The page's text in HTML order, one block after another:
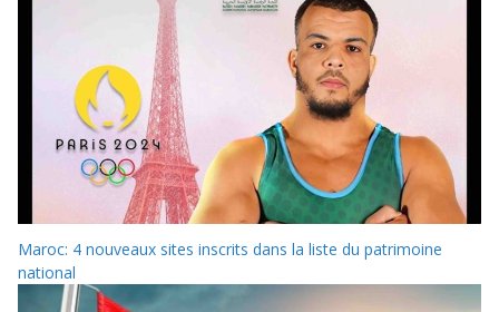
Maroc: 4 nouveaux sites inscrits dans la liste du patrimoine
national